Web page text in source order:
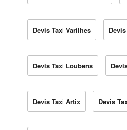
Devis Taxi Varilhes
Devis Taxi Loubens
Devis Taxi Artix Devis